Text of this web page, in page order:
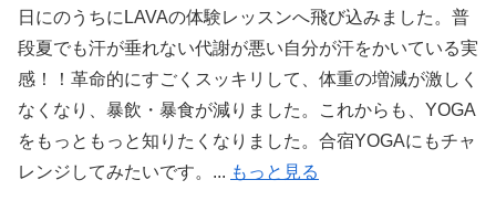
日にのうちにLAVAの体験レッスンへ飛び込みました。普
段夏でも汗が垂れない代謝が悪い自分が汗をかいている実
感！！革命的にすごくスッキリして、体重の増減が激しく
なくなり、暴飲・暴食が減りました。これからも、YOGA
をもっともっと知りたくなりました。合宿YOGAにもチャ
レンジしてみたいです。... もっと見る